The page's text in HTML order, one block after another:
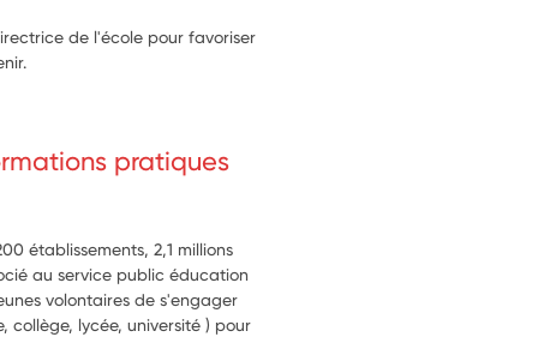
de l'école pour favoriser
pratiques
établissements, 2,1 millions
au service public éducation
volontaires de s'engager
collège, lycée, université ) pour